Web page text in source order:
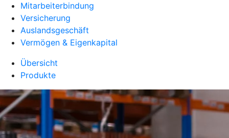
Mitarbeiterbindung
Versicherung
Auslandsgeschäft
Vermögen & Eigenkapital
Übersicht
Produkte